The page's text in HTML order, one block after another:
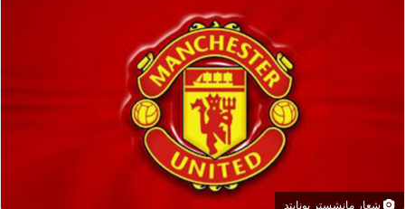
شعار مانشستر يونايتد